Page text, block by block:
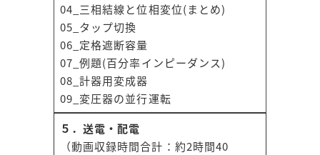
04_三相結線と位相変位(まとめ)
05_タップ切換
06_定格遮断容量
07_例題(百分率インピーダンス)
08_計器用変成器
09_変圧器の並行運転
５．送電・配電
（動画収録時間合計：約2時間40